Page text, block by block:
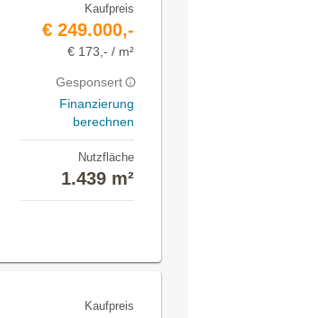
Kaufpreis
€ 249.000,-
€ 173,- / m²
Gesponsert
Finanzierung
berechnen
Nutzfläche
1.439 m²
Kaufpreis